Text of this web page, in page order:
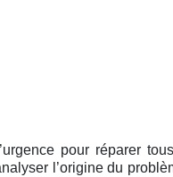
pour réparer
l’origine du